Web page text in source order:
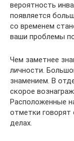
вероятность
появляется
со временем
ваши проблемы
Чем заметнее
личности.
знамением. В
скорое
Расположенные
отметки говорят
делах.